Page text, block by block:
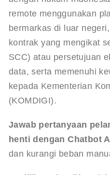
remote menggunakan
bermarkas di luar
kontrak yang mengikat
SCC) atau persetujuan
data, serta memenuhi
kepada Kementerian
(KOMDIGI).
Jawab pertanyaan
henti dengan Chatbot
dan kurangi beban